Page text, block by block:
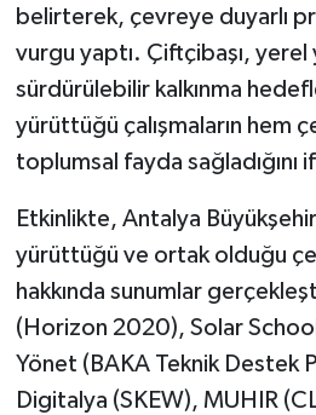
belirterek, çevreye duyarlı
vurgu yaptı. Çiftçibaşı,
sürdürülebilir kalkınma
yürüttüğü çalışmaların hem
toplumsal fayda sağladığını
Etkinlikte, Antalya
yürüttüğü ve ortak olduğu
hakkında sunumlar
(Horizon 2020), Solar
Yönet (BAKA Teknik Destek
Digitalya (SKEW), MUHIR